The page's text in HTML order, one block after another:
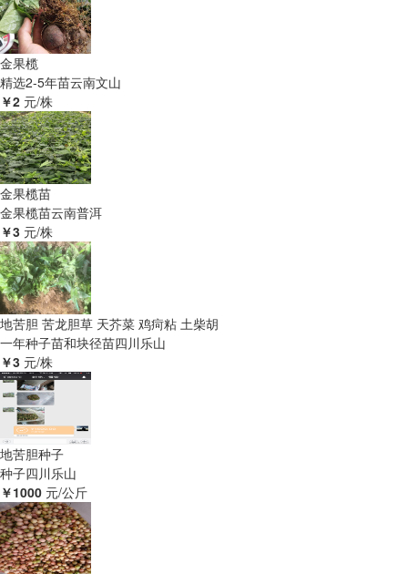
金果榄
精选2-5年苗云南文山
￥2 元/株
金果榄苗
金果榄苗云南普洱
￥3 元/株
地苦胆 苦龙胆草 天芥菜 鸡疴粘 土柴胡
一年种子苗和块径苗四川乐山
￥3 元/株
地苦胆种子
种子四川乐山
￥1000 元/公斤